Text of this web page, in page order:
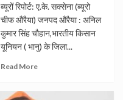
ब्यूरों रिपोर्ट: ए.के. सक्सेना (ब्यूरो
चीफ औरैया) जनपद औरैया : अनिल
कुमार सिंह चौहान,भारतीय किसान
यूनियन ( भानु) के जिला...
Read More